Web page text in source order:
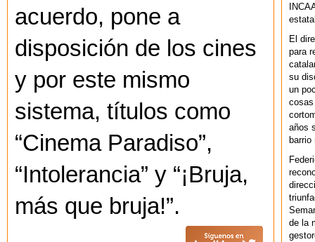
acuerdo, pone a
disposición de los cines
y por este mismo
sistema, títulos como
“Cinema Paradiso”,
“Intolerancia” y “¡Bruja,
más que bruja!”.
El
para
su
un
cosas
años
de la